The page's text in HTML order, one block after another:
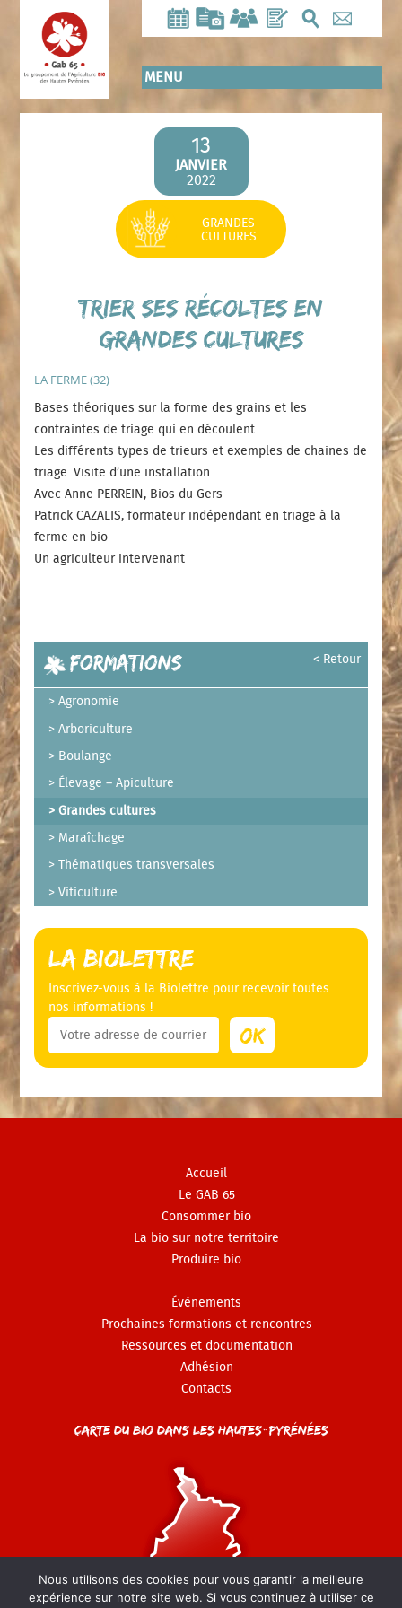
contenu
principal
MENU
13
JANVIER
2022
GRANDES
CULTURES
Trier ses récoltes en
grandes cultures
LA FERME (32)
Bases théoriques sur la forme des grains et les
contraintes de triage qui en découlent.
Les différents types de trieurs et exemples de chaines de
triage. Visite d’une installation.
Avec Anne PERREIN, Bios du Gers
Patrick CAZALIS, formateur indépendant en triage à la
ferme en bio
Un agriculteur intervenant
< Retour
Formations
Agronomie
Arboriculture
Boulange
Élevage – Apiculture
Grandes cultures
Maraîchage
Thématiques transversales
Viticulture
La Biolettre
Inscrivez-vous à la Biolettre pour recevoir toutes
nos informations !
Accueil
Le GAB 65
Consommer bio
La bio sur notre territoire
Produire bio
Événements
Prochaines formations et rencontres
Ressources et documentation
Adhésion
Contacts
Carte du Bio dans les Hautes-Pyrénées
Nous utilisons des cookies pour vous garantir la meilleure
expérience sur notre site web. Si vous continuez à utiliser ce